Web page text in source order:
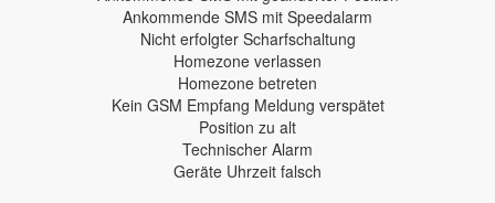
Ankommende SMS mit Speedalarm
Nicht erfolgter Scharfschaltung
Homezone verlassen
Homezone betreten
Kein GSM Empfang Meldung verspätet
Position zu alt
Technischer Alarm
Geräte Uhrzeit falsch